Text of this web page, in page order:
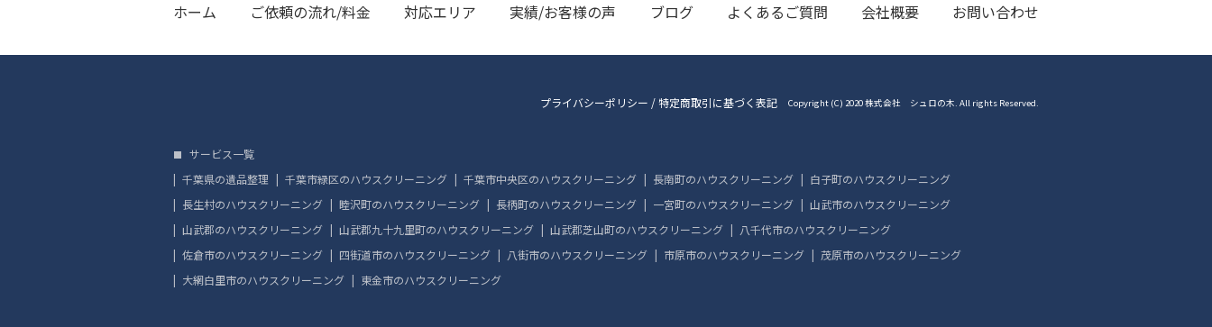
ホーム ご依頼の流れ/料金 対応エリア 実績/お客様の声 ブログ よくあるご質問 会社概要 お問い合わせ
プライバシーポリシー /特定商取引に基づく表記 Copyright (C) 2020 株式会社 シュロの木. All rights Reserved.
サービス一覧
千葉県の遺品整理
千葉市緑区のハウスクリーニング 千葉市中央区のハウスクリーニング 長南町のハウスクリーニング
白子町のハウスクリーニング
長生村のハウスクリーニング
睦沢町のハウスクリーニング 長柄町のハウスクリーニング 一宮町のハウスクリーニング
山武市のハウスクリーニング
山武郡のハウスクリーニング
山武郡九十九里町のハウスクリーニング 山武郡芝山町のハウスクリーニング
八千代市のハウスクリーニング
佐倉市のハウスクリーニング
四街道市のハウスクリーニング 八街市のハウスクリーニング 市原市のハウスクリーニング
茂原市のハウスクリーニング
大網白里市のハウスクリーニング
東金市のハウスクリーニング